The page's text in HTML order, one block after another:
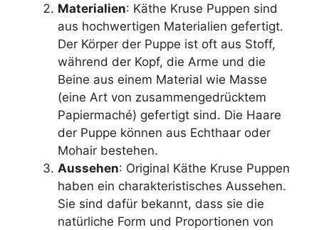
Materialien: Käthe Kruse Puppen sind
aus hochwertigen Materialien gefertigt.
Der Körper der Puppe ist oft aus Stoff,
während der Kopf, die Arme und die
Beine aus einem Material wie Masse
(eine Art von zusammengedrücktem
Papiermaché) gefertigt sind. Die Haare
der Puppe können aus Echthaar oder
Mohair bestehen.
Aussehen: Original Käthe Kruse Puppen
haben ein charakteristisches Aussehen.
Sie sind dafür bekannt, dass sie die
natürliche Form und Proportionen von